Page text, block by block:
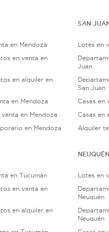
en Mendoza
en venta en
en alquiler en
en Mendoza
en Mendoza
en Mendoza
SAN JUAN
Lotes en
Juan
San Juan
Casas en
Casas en
Alquiler
en Tucumán
en venta en
en alquiler en
NEUQUÉN
Lotes en
Neuquén
Neuquén